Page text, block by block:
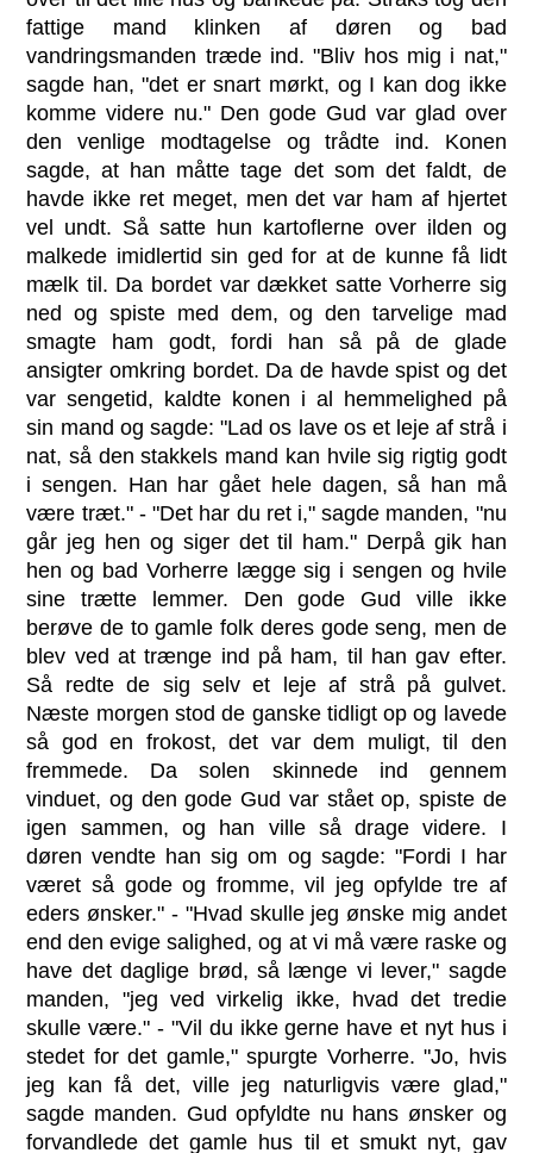
fattige mand klinken af døren og bad
vandringsmanden træde ind. "Bliv hos mig i nat,"
sagde han, "det er snart mørkt, og I kan dog ikke
komme videre nu." Den gode Gud var glad over
den venlige modtagelse og trådte ind. Konen
sagde, at han måtte tage det som det faldt, de
havde ikke ret meget, men det var ham af hjertet
vel undt. Så satte hun kartoflerne over ilden og
malkede imidlertid sin ged for at de kunne få lidt
mælk til. Da bordet var dækket satte Vorherre sig
ned og spiste med dem, og den tarvelige mad
smagte ham godt, fordi han så på de glade
ansigter omkring bordet. Da de havde spist og det
var sengetid, kaldte konen i al hemmelighed på
sin mand og sagde: "Lad os lave os et leje af strå i
nat, så den stakkels mand kan hvile sig rigtig godt
i sengen. Han har gået hele dagen, så han må
være træt." - "Det har du ret i," sagde manden, "nu
går jeg hen og siger det til ham." Derpå gik han
hen og bad Vorherre lægge sig i sengen og hvile
sine trætte lemmer. Den gode Gud ville ikke
berøve de to gamle folk deres gode seng, men de
blev ved at trænge ind på ham, til han gav efter.
Så redte de sig selv et leje af strå på gulvet.
Næste morgen stod de ganske tidligt op og lavede
så god en frokost, det var dem muligt, til den
fremmede. Da solen skinnede ind gennem
vinduet, og den gode Gud var stået op, spiste de
igen sammen, og han ville så drage videre. I
døren vendte han sig om og sagde: "Fordi I har
været så gode og fromme, vil jeg opfylde tre af
eders ønsker." - "Hvad skulle jeg ønske mig andet
end den evige salighed, og at vi må være raske og
have det daglige brød, så længe vi lever," sagde
manden, "jeg ved virkelig ikke, hvad det tredie
skulle være." - "Vil du ikke gerne have et nyt hus i
stedet for det gamle," spurgte Vorherre. "Jo, hvis
jeg kan få det, ville jeg naturligvis være glad,"
sagde manden. Gud opfyldte nu hans ønsker og
forvandlede det gamle hus til et smukt nyt, gav